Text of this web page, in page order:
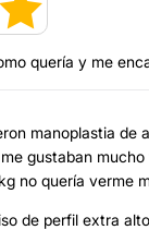
quería y me
manoplastia
gustaban
no quería verme
de perfil extra